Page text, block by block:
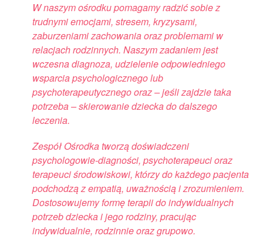
W naszym ośrodku pomagamy radzić sobie z
trudnymi emocjami, stresem, kryzysami,
zaburzeniami zachowania oraz problemami w
relacjach rodzinnych. Naszym zadaniem jest
wczesna diagnoza, udzielenie odpowiedniego
wsparcia psychologicznego lub
psychoterapeutycznego oraz – jeśli zajdzie taka
potrzeba – skierowanie dziecka do dalszego
leczenia.
Zespół Ośrodka tworzą doświadczeni
psychologowie-diagności, psychoterapeuci oraz
terapeuci środowiskowi, którzy do każdego pacjenta
podchodzą z empatią, uważnością i zrozumieniem.
Dostosowujemy formę terapii do indywidualnych
potrzeb dziecka i jego rodziny, pracując
indywidualnie, rodzinnie oraz grupowo.